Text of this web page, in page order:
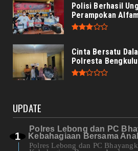
Polisi Berhasil
Perampokan
Cinta Bersatu
Polresta Bengkulu
UPDATE
Polres Lebong dan PC
Kebahagiaan Bersama
Polres Lebong dan PC